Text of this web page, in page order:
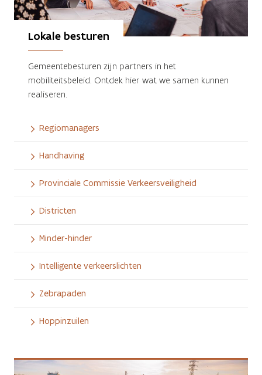
Lokale besturen
Gemeentebesturen zijn partners in het
mobiliteitsbeleid. Ontdek hier wat we samen kunnen
realiseren.
Regiomanagers
Handhaving
Provinciale Commissie Verkeersveiligheid
Districten
Minder-hinder
Intelligente verkeerslichten
Zebrapaden
Hoppinzuilen